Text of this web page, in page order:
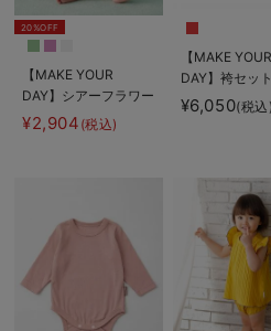
20%OFF
【MAKE YOUR
DAY】シアーフラワー
ロンパース
¥2,904 (税込)
【MAKE YOUR
DAY】袴セッ
子 女の子
¥6,050(税込)